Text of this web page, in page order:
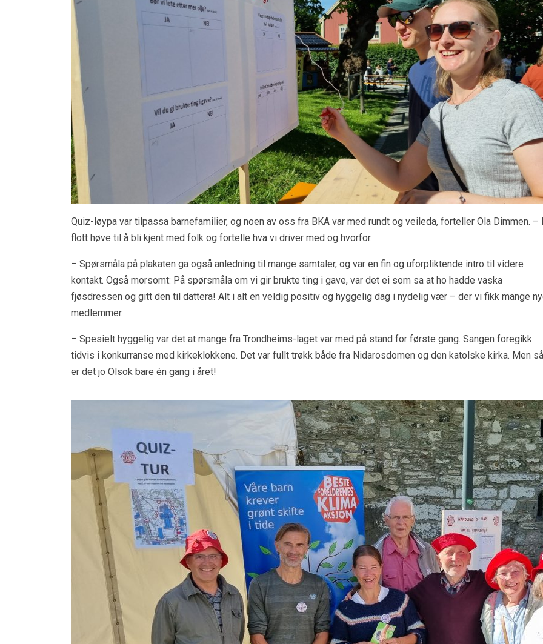
Quiz-løypa var tilpassa barnefamilier, og noen av oss fra BKA var med rundt og veileda, forteller Ola Dimmen. –
flott høve til å bli kjent med folk og fortelle hva vi driver med og hvorfor.
– Spørsmåla på plakaten ga også anledning til mange samtaler, og var en fin og uforpliktende intro til videre
kontakt. Også morsomt: På spørsmåla om vi gir brukte ting i gave, var det ei som sa at ho hadde vaska
fjøsdressen og gitt den til dattera! Alt i alt en veldig positiv og hyggelig dag i nydelig vær – der vi fikk mange
medlemmer.
– Spesielt hyggelig var det at mange fra Trondheims-laget var med på stand for første gang. Sangen foregikk
tidvis i konkurranse med kirkeklokkene. Det var fullt trøkk både fra Nidarosdomen og den katolske kirka. Men så
er det jo Olsok bare én gang i året!